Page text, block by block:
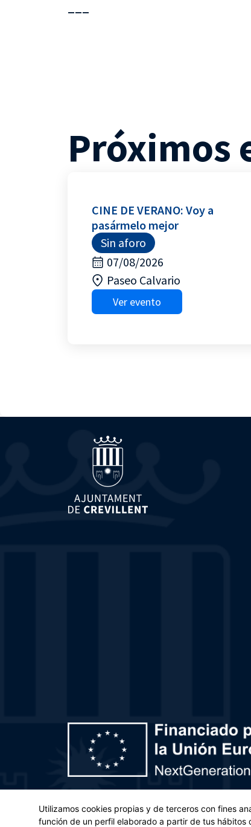
Próximos
CINE DE VERANO: Voy a
pasármelo mejor
Sin aforo
07/08/2026
Paseo Calvario
Ver evento
(UE) 2021/241 del Parlamento Europeo
Utilizamos cookies propias y de terceros con fines
función de un perfil elaborado a partir de tus